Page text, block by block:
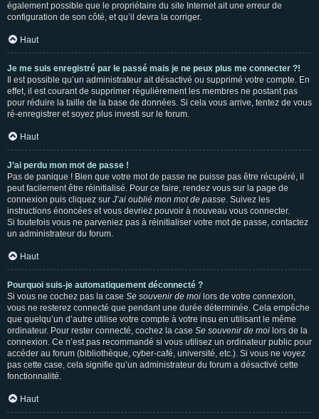
également possible que le propriétaire du site Internet ait une erreur de
configuration de son côté, et qu’il devra la corriger.
Haut
Je me suis enregistré par le passé mais je ne peux plus me connecter ?!
Il est possible qu’un administrateur ait désactivé ou supprimé votre compte. En
effet, il est courant de supprimer régulièrement les membres ne postant pas
pour réduire la taille de la base de données. Si cela vous arrive, tentez de vous
ré-enregistrer et soyez plus investi sur le forum.
Haut
J’ai perdu mon mot de passe !
Pas de panique ! Bien que votre mot de passe ne puisse pas être récupéré, il
peut facilement être réinitialisé. Pour ce faire, rendez vous sur la page de
connexion puis cliquez sur J’ai oublié mon mot de passe. Suivez les
instructions énoncées et vous devriez pouvoir à nouveau vous connecter.
Si toutefois vous ne parveniez pas à réinitialiser votre mot de passe, contactez
un administrateur du forum.
Haut
Pourquoi suis-je automatiquement déconnecté ?
Si vous ne cochez pas la case Se souvenir de moi lors de votre connexion,
vous ne resterez connecté que pendant une durée déterminée. Cela empêche
que quelqu’un d’autre utilise votre compte à votre insu en utilisant le même
ordinateur. Pour rester connecté, cochez la case Se souvenir de moi lors de la
connexion. Ce n’est pas recommandé si vous utilisez un ordinateur public pour
accéder au forum (bibliothèque, cyber-café, université, etc.). Si vous ne voyez
pas cette case, cela signifie qu’un administrateur du forum a désactivé cette
fonctionnalité.
Haut